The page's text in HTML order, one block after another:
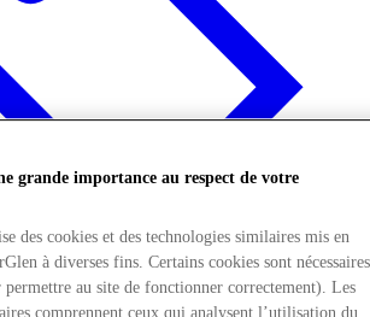
grande importance au respect de votre
des cookies et des technologies similaires mis en
à diverses fins. Certains cookies sont nécessaires
au site de fonctionner correctement). Les
comprennent ceux qui analysent l’utilisation du